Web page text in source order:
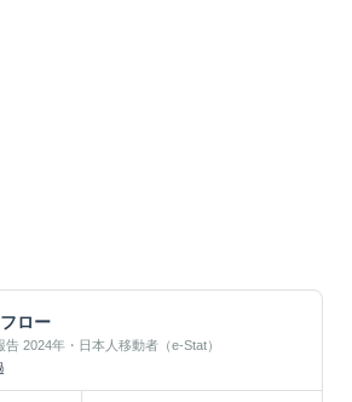
ロー
2024年・日本人移動者（e-Stat）